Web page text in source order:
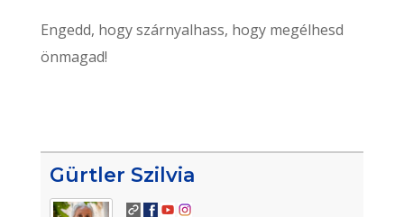
Engedd, hogy szárnyalhass, hogy megélhesd
önmagad!
Gürtler Szilvia